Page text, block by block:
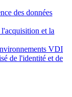
des données
et la
VDI
de l'identité et de